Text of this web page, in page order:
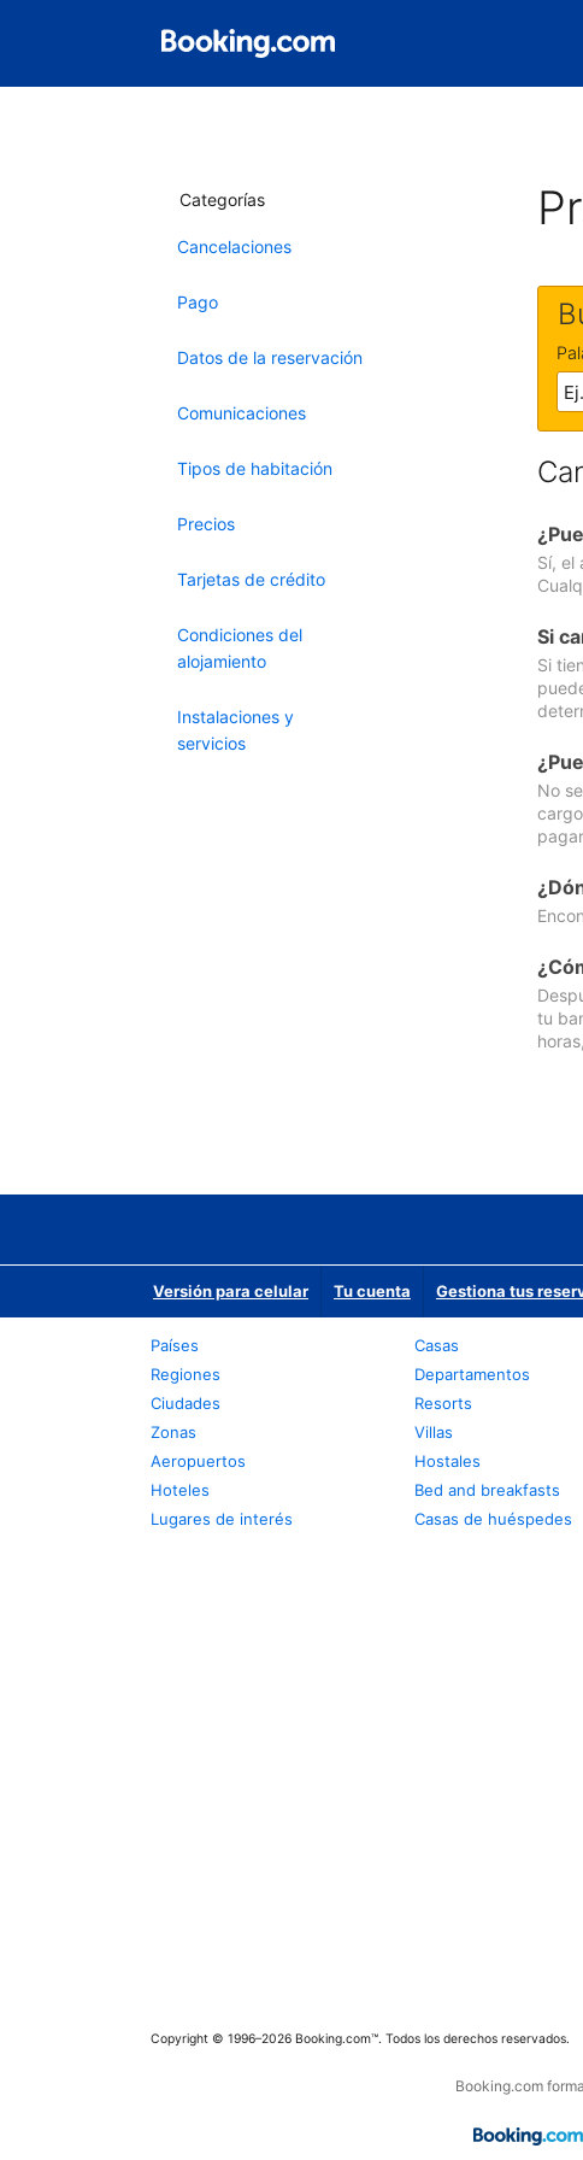
Categorías
Cancelaciones
Pago
Datos de la reservación
Comunicaciones
Tipos de habitación
Precios
Tarjetas de crédito
Condiciones del
alojamiento
Instalaciones y
servicios
Sí, el
Si
Si
No
tu
Versión para celular Tu cuenta Gestiona tus
Países
Regiones
Ciudades
Zonas
Aeropuertos
Hoteles
Lugares de interés
Casas
Departamentos
Resorts
Villas
Hostales
Bed and breakfasts
Casas de huéspedes
Copyright © 1996–2026 Booking.com™. Todos los derechos reservados.
Booking.com